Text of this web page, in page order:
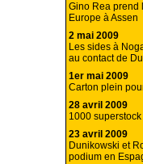
Gino Rea prend
Europe à Assen
2 mai 2009
Les sides à
au contact de
1er mai 2009
Carton plein
28 avril 2009
1000
23 avril 2009
Dunikowski et
podium en